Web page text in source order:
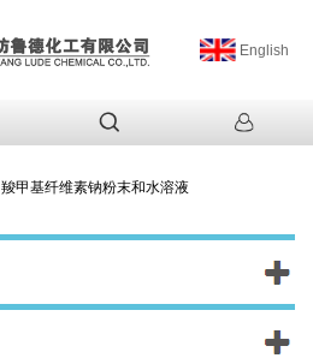
English
羧甲基纤维素钠粉末和水溶液